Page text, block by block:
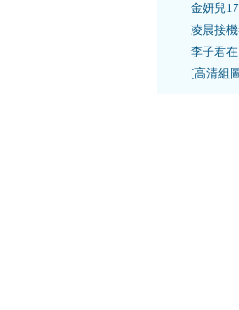
金妍兒
凌晨接
李子君
[高清組